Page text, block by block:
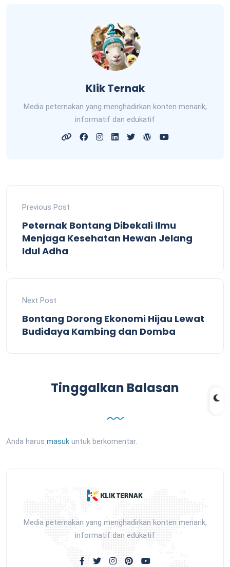
Klik Ternak
Media peternakan yang menghadirkan konten menarik,
informatif dan edukatif
Previous Post
Peternak Bontang Dibekali Ilmu
Menjaga Kesehatan Hewan Jelang
Idul Adha
Next Post
Bontang Dorong Ekonomi Hijau Lewat
Budidaya Kambing dan Domba
Tinggalkan Balasan
Anda harus masuk untuk berkomentar.
Media peternakan yang menghadirkan konten menarik,
informatif dan edukatif